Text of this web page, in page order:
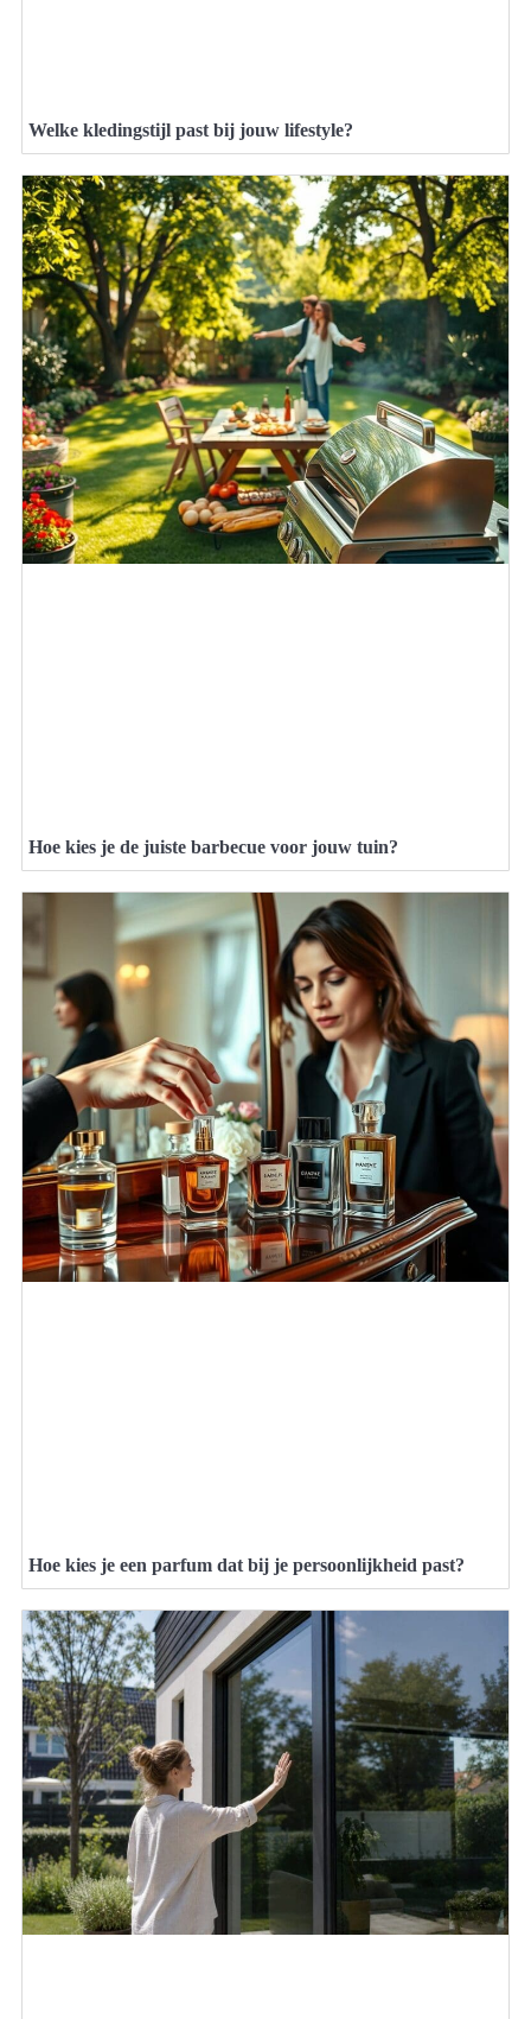
Welke kledingstijl past bij jouw lifestyle?
Hoe kies je de juiste barbecue voor jouw tuin?
Hoe kies je een parfum dat bij je persoonlijkheid past?